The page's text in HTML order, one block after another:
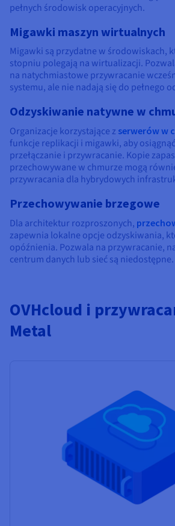
pełnych środowisk operacyjnych.
Migawki maszyn wirtualnych
Migawki są przydatne w środowiskach,
stopniu polegają na wirtualizacji.
na natychmiastowe przywracanie
systemu, ale nie nadają się do pełnego
Odzyskiwanie natywne w
Organizacje korzystające z serwerów w
funkcje replikacji i migawki, aby
przełączanie i przywracanie. Kopie
przechowywane w chmurze mogą
przywracania dla hybrydowych
Przechowywanie brzegowe
Dla architektur rozproszonych,
zapewnia lokalne opcje odzyskiwania,
opóźnienia. Pozwala na przywracanie,
centrum danych lub sieć są niedostępne.
OVHcloud i
Metal